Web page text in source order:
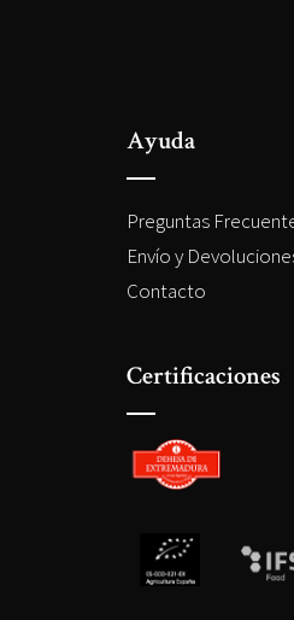
Ayuda
Preguntas
Envío y
Contacto
Certificaciones